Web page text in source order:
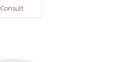
Consult